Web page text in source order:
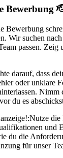
Bewerbung
Bewerbung
Wir suchen
passen. Zeig
darauf, dass
oder unklare
Nimm
du es
Nutze die
und
du die
für unser